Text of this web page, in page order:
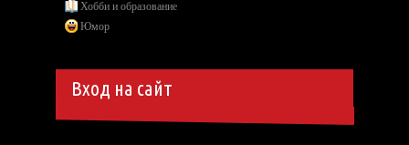
Хобби и образование
Юмор
Вход на сайт